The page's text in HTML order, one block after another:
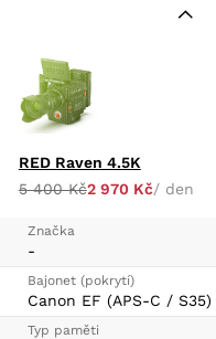
RED Raven 4.5K
5 400 Kč2 970 Kč/ den
Značka
-
Bajonet (pokrytí)
Canon EF (APS-C / S35)
Typ paměti